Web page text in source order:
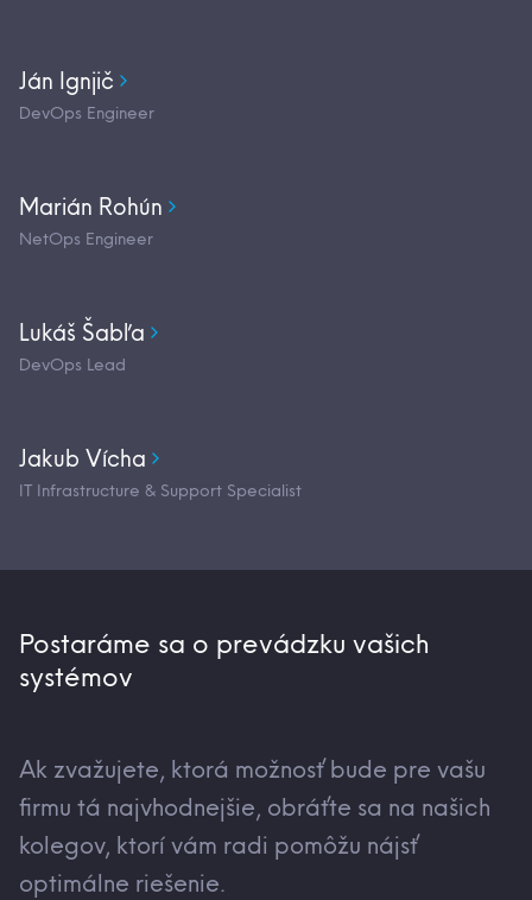
Ján Ignjič
DevOps Engineer
Marián Rohún
NetOps Engineer
Lukáš Šabľa
DevOps Lead
Jakub Vícha
IT Infrastructure & Support Specialist
Postaráme sa o prevádzku vašich
systémov
Ak zvažujete, ktorá možnosť bude pre vašu
firmu tá najvhodnejšie, obráťte sa na našich
kolegov, ktorí vám radi pomôžu nájsť
optimálne riešenie.